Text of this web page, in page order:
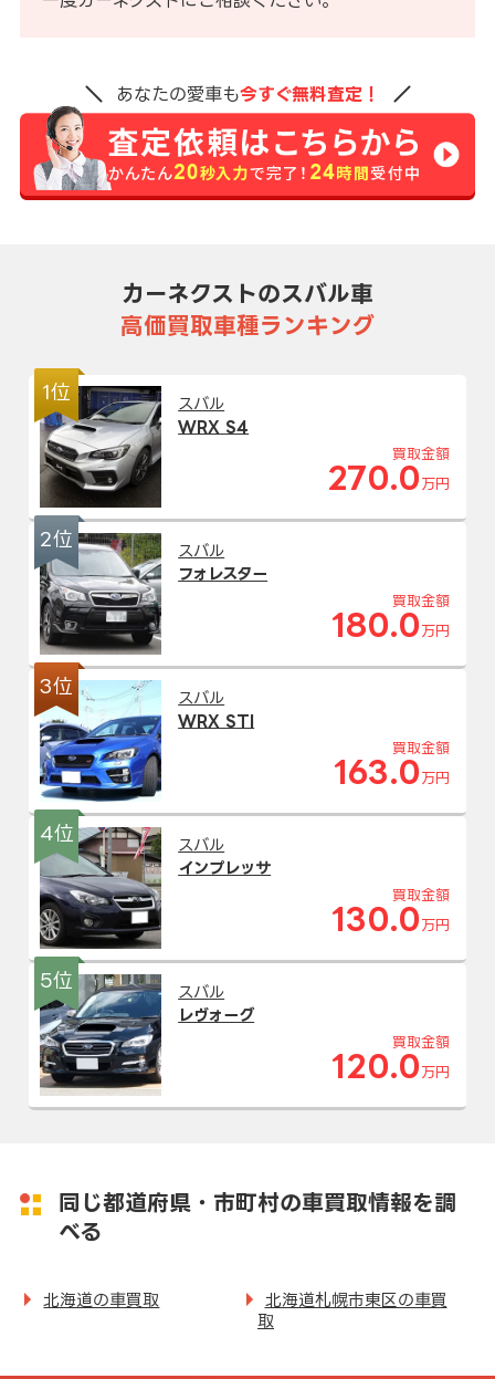
あなたの愛車も今すぐ無料査定！
カーネクストのスバル車
高価買取車種ランキング
1位
スバル
WRX S4
買取金額
270.0 万円
2位
スバル
フォレスター
買取金額
180.0 万円
3位
スバル
WRX STI
買取金額
163.0 万円
4位
スバル
インプレッサ
買取金額
130.0 万円
5位
スバル
レヴォーグ
買取金額
120.0 万円
同じ都道府県・市町村の車買取情報を調
べる
北海道の車買取
北海道札幌市東区の車買
取